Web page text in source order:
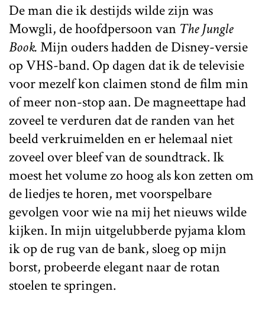
De man die ik destijds wilde zijn was
Mowgli, de hoofdpersoon van The Jungle
Book.Mijn ouders hadden de Disney-versie
op VHS-band. Op dagen dat ik de televisie
voor mezelf kon claimen stond de film min
of meer non-stop aan. De magneettape had
zoveel te verduren dat de randen van het
beeld verkruimelden en er helemaal niet
zoveel over bleef van de soundtrack. Ik
moest het volume zo hoog als kon zetten om
de liedjes te horen, met voorspelbare
gevolgen voor wie na mij het nieuws wilde
kijken. In mijn uitgelubberde pyjama klom
ik op de rug van de bank, sloeg op mijn
borst, probeerde elegant naar de rotan
stoelen te springen.